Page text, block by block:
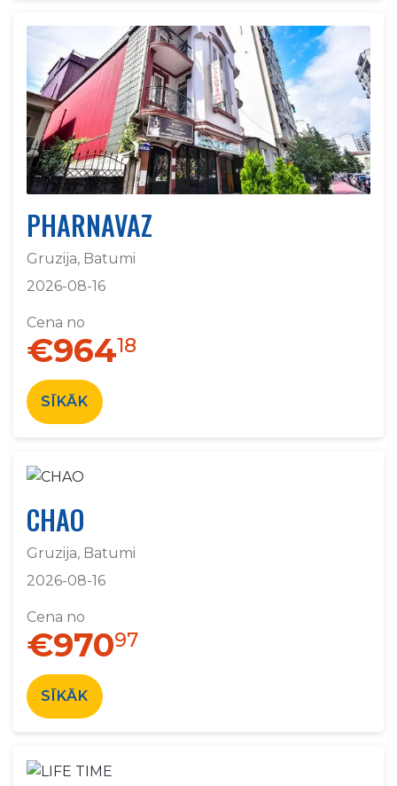
PHARNAVAZ
Gruzija, Batumi
2026-08-16
Cena no
€96418
SĪKĀK
CHAO
Gruzija, Batumi
2026-08-16
Cena no
€97097
SĪKĀK